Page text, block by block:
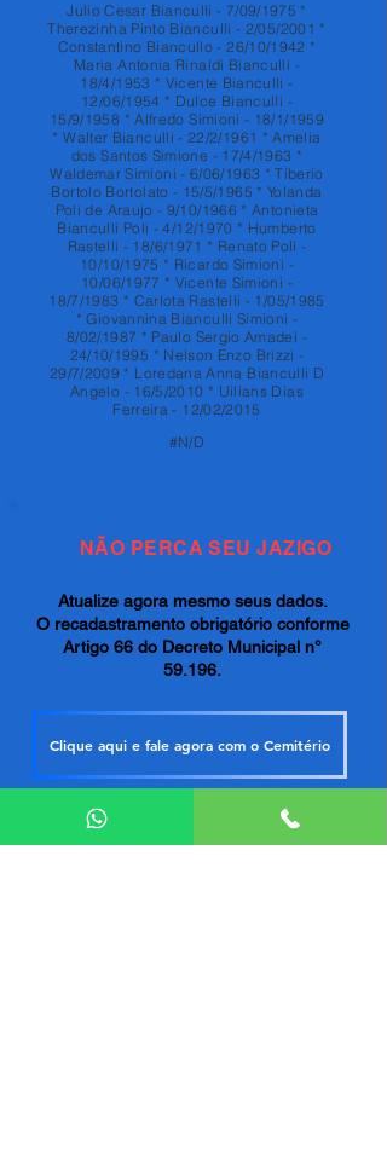
Julio Cesar Bianculli - 7/09/1975 *
Therezinha Pinto Bianculli - 2/05/2001 *
Constantino Biancullo - 26/10/1942 *
Maria Antonia Rinaldi Bianculli -
18/4/1953 * Vicente Bianculli -
12/06/1954 * Dulce Bianculli -
15/9/1958 * Alfredo Simioni - 18/1/1959
* Walter Bianculli - 22/2/1961 * Amelia
dos Santos Simione - 17/4/1963 *
Waldemar Simioni - 6/06/1963 * Tiberio
Bortolo Bortolato - 15/5/1965 * Yolanda
Poli de Araujo - 9/10/1966 * Antonieta
Bianculli Poli - 4/12/1970 * Humberto
Rastelli - 18/6/1971 * Renato Poli -
10/10/1975 * Ricardo Simioni -
10/06/1977 * Vicente Simioni -
18/7/1983 * Carlota Rastelli - 1/05/1985
* Giovannina Bianculli Simioni -
8/02/1987 * Paulo Sergio Amadei -
24/10/1995 * Nelson Enzo Brizzi -
29/7/2009 * Loredana Anna Bianculli D
Angelo - 16/5/2010 * Uilians Dias
Ferreira - 12/02/2015
#N/D
NÃO PERCA SEU JAZIGO
Atualize agora mesmo seus dados.
O recadastramento obrigatório conforme
Artigo 66 do Decreto Municipal n°
59.196.
Clique aqui e fale agora com o Cemitério